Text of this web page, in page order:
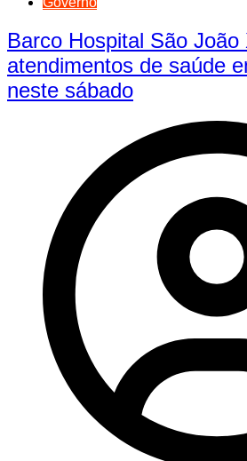
Barco Hospital São João
atendimentos de saúde
neste sábado